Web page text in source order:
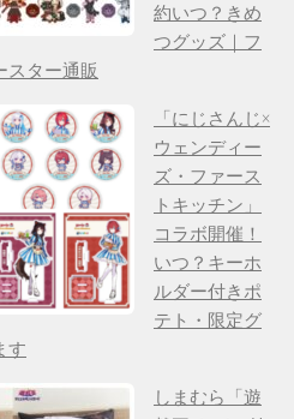
約いつ？きめ
つグッズ｜フ
スター通販
「にじさんじ×
ウェンディー
ズ・ファース
トキッチン」
コラボ開催！
いつ？キーホ
ルダー付きポ
テト・限定グ
す
しまむら「遊